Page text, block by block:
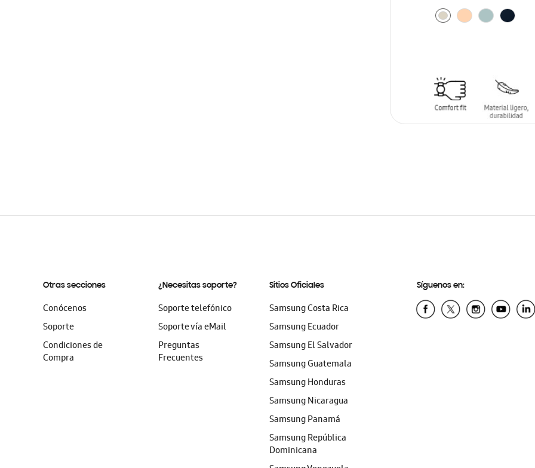
Otras secciones
Conócenos
Soporte
Condiciones de
Compra
¿Necesitas soporte?
Soporte telefónico
Soporte vía eMail
Preguntas
Frecuentes
Sitios Oficiales
Samsung Costa Rica
Samsung Ecuador
Samsung El Salvador
Samsung Guatemala
Samsung Honduras
Samsung Nicaragua
Samsung Panamá
Samsung República
Dominicana
Síguenos en: